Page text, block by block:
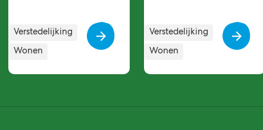
Categorieën
Verstedelijking
Wonen
Verstedelijking
Wonen